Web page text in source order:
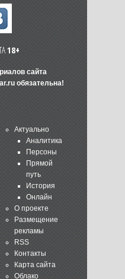
18+
сайта
обязательна!
Актуально
Аналитика
Персоны
Прямой
путь
История
Онлайн
О проекте
Размещение
рекламы
RSS
Контакты
Карта сайта
Облако